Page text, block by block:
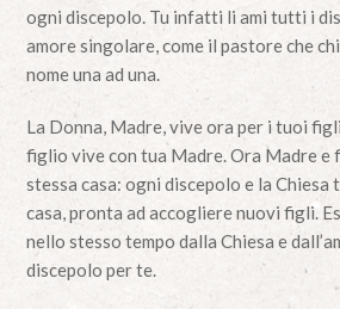
ogni discepolo. Tu infatti li ami tutti i
amore singolare, come il pastore che
nome una ad una.
La Donna, Madre, vive ora per i tuoi
figlio vive con tua Madre. Ora Madre e
stessa casa: ogni discepolo e la
casa, pronta ad accogliere nuovi figli.
nello stesso tempo dalla Chiesa e
discepolo per te.